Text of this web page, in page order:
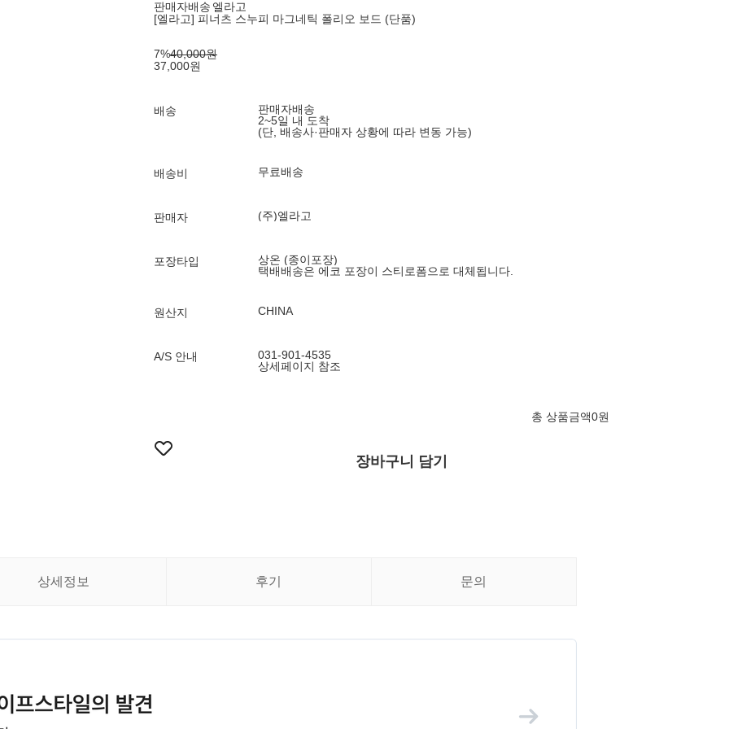
판매자배송 엘라고
[엘라고] 피너츠 스누피 마그네틱 폴리오 보드 (단품)
7%40,000원
37,000원
배송
판매자배송
2~5일 내 도착
(단, 배송사·판매자 상황에 따라 변동 가능)
배송비 무료배송
판매자 (주)엘라고
포장타입
상온 (종이포장)
택배배송은 에코 포장이 스티로폼으로 대체됩니다.
원산지 CHINA
A/S 안내
031-901-4535
상세페이지 참조
총 상품금액0원
장바구니 담기
상세정보 후기 문의